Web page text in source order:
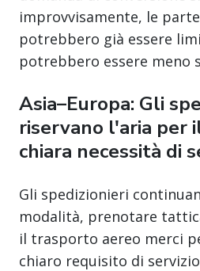
improvvisamente, le
potrebbero già essere
potrebbero essere meno
Asia–Europa: Gli
riservano l'aria per
chiara necessità di
Gli spedizionieri
modalità, prenotare
il trasporto aereo merci
chiaro requisito di